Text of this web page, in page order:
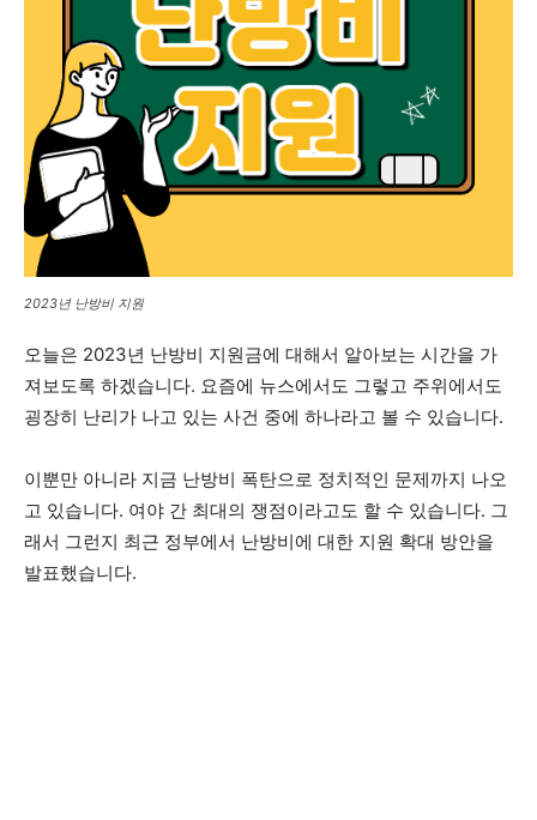
2023년 난방비 지원
오늘은 2023년 난방비 지원금에 대해서 알아보는 시간을 가
져보도록 하겠습니다. 요즘에 뉴스에서도 그렇고 주위에서도
굉장히 난리가 나고 있는 사건 중에 하나라고 볼 수 있습니다.
이뿐만 아니라 지금 난방비 폭탄으로 정치적인 문제까지 나오
고 있습니다. 여야 간 최대의 쟁점이라고도 할 수 있습니다. 그
래서 그런지 최근 정부에서 난방비에 대한 지원 확대 방안을
발표했습니다.